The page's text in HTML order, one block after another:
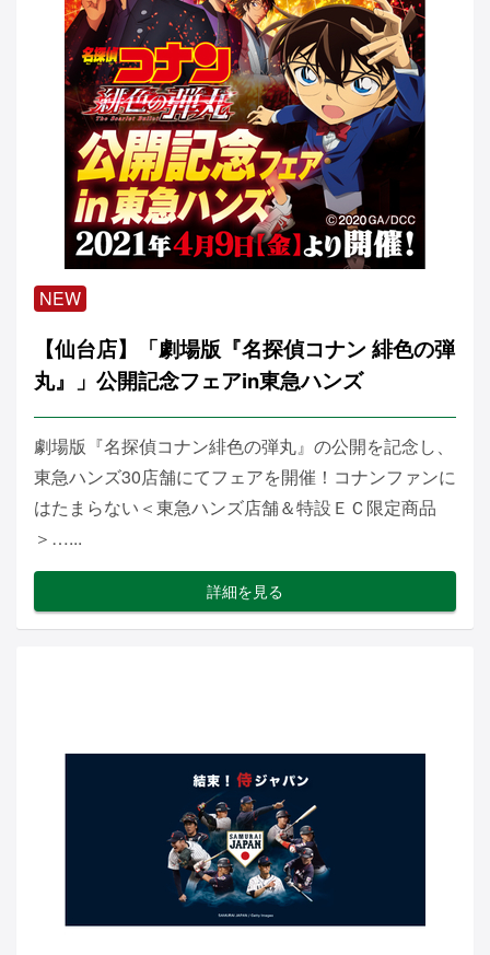
NEW
【仙台店】「劇場版『名探偵コナン 緋⾊の弾
丸』」公開記念フェアin東急ハンズ
劇場版『名探偵コナン緋色の弾丸』の公開を記念し、
東急ハンズ30店舗にてフェアを開催！コナンファンに
はたまらない＜東急ハンズ店舗＆特設ＥＣ限定商品
＞…...
詳細を見る